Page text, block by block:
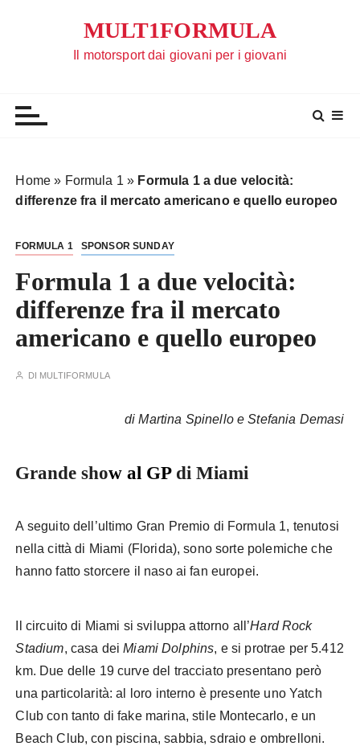
MULT1FORMULA
Il motorsport dai giovani per i giovani
Home » Formula 1 » Formula 1 a due velocità:
differenze fra il mercato americano e quello europeo
FORMULA 1 SPONSOR SUNDAY
Formula 1 a due velocità:
differenze fra il mercato
americano e quello europeo
DI MULTIFORMULA
di Martina Spinello e Stefania Demasi
Grande show al GP di Miami
A seguito dell’ultimo Gran Premio di Formula 1, tenutosi
nella città di Miami (Florida), sono sorte polemiche che
hanno fatto storcere il naso ai fan europei.
Il circuito di Miami si sviluppa attorno all’Hard Rock
Stadium, casa deiMiami Dolphins, e si protrae per 5.412
km. Due delle 19 curve del tracciato presentano però
una particolarità: al loro interno è presente uno Yatch
Club con tanto di fake marina, stile Montecarlo, e un
Beach Club, con piscina, sabbia, sdraio e ombrelloni.